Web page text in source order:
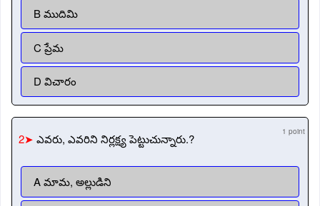
B ముదిమి
C ప్రేమ
D విచారం
2➤ ఎవరు, ఎవరిని నిర్లక్ష్య పెట్టుచున్నారు.? 1 point
A మామ, అల్లుడిని